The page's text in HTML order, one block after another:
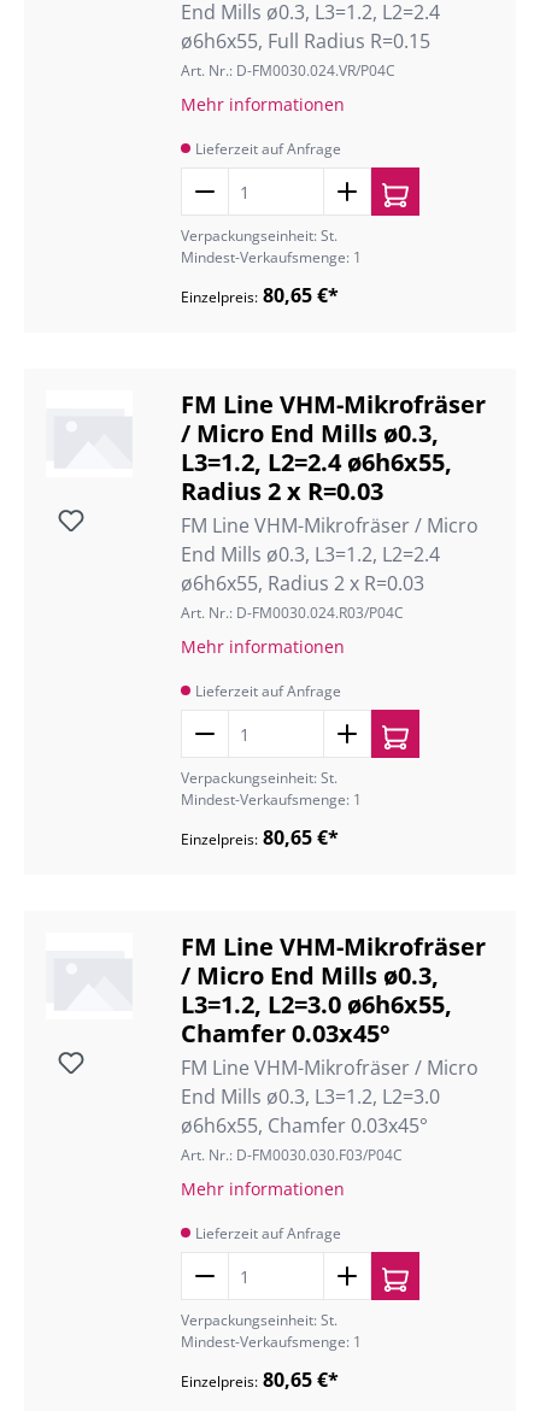
End Mills ø0.3, L3=1.2, L2=2.4
ø6h6x55, Full Radius R=0.15
Art. Nr.: D-FM0030.024.VR/P04C
Mehr informationen
Lieferzeit auf Anfrage
Verpackungseinheit: St.
Mindest-Verkaufsmenge: 1
Einzelpreis: 80,65 €*
FM Line VHM-Mikrofräser
/ Micro End Mills ø0.3,
L3=1.2, L2=2.4 ø6h6x55,
Radius 2 x R=0.03
FM Line VHM-Mikrofräser / Micro
End Mills ø0.3, L3=1.2, L2=2.4
ø6h6x55, Radius 2 x R=0.03
Art. Nr.: D-FM0030.024.R03/P04C
Mehr informationen
Lieferzeit auf Anfrage
Verpackungseinheit: St.
Mindest-Verkaufsmenge: 1
Einzelpreis: 80,65 €*
FM Line VHM-Mikrofräser
/ Micro End Mills ø0.3,
L3=1.2, L2=3.0 ø6h6x55,
Chamfer 0.03x45°
FM Line VHM-Mikrofräser / Micro
End Mills ø0.3, L3=1.2, L2=3.0
ø6h6x55, Chamfer 0.03x45°
Art. Nr.: D-FM0030.030.F03/P04C
Mehr informationen
Lieferzeit auf Anfrage
Verpackungseinheit: St.
Mindest-Verkaufsmenge: 1
Einzelpreis: 80,65 €*